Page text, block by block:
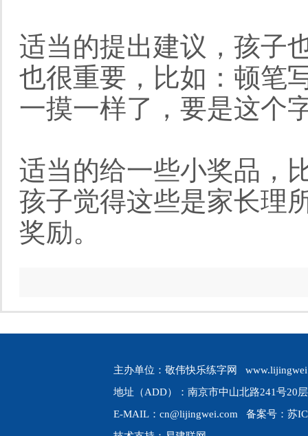
适当的提出建议，孩子
也很重要，比如：顿笔
一摸一样了，要是这个
适当的给一些小奖品，
孩子觉得这些是家长理
奖励。
主办单位：敬伟快乐练字网
地址（ADD）：南京市中山北路241号
E-MAIL：cn@lijingwei.com 备案号： 苏